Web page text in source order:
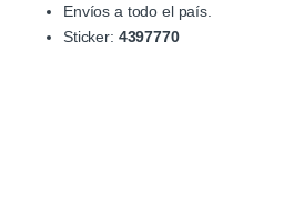
Envíos a todo el país.
Sticker: 4397770